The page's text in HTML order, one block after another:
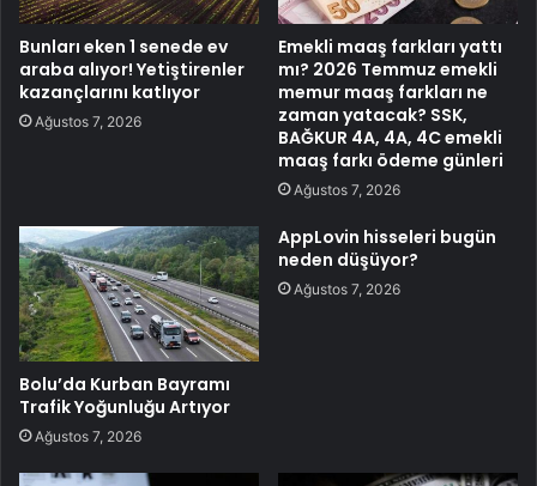
Bunları eken 1 senede ev
araba alıyor! Yetiştirenler
kazançlarını katlıyor
Ağustos 7, 2026
Emekli maaş farkları yattı
mı? 2026 Temmuz emekli
memur maaş farkları ne
zaman yatacak? SSK,
BAĞKUR 4A, 4A, 4C emekli
maaş farkı ödeme günleri
Ağustos 7, 2026
Bolu’da Kurban Bayramı
Trafik Yoğunluğu Artıyor
Ağustos 7, 2026
AppLovin hisseleri bugün
neden düşüyor?
Ağustos 7, 2026